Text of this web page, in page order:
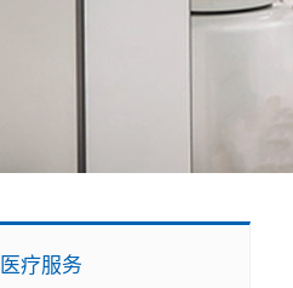
医疗服务